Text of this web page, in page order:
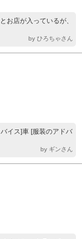
お店が入っているが、
by ひろちゃさん
イス]車 [服装のアドバ
by ギンさん